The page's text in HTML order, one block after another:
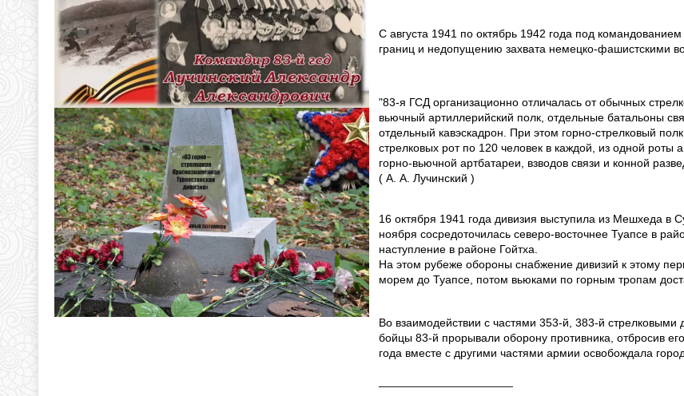
С августа 1941 по октябрь 1942 года под
границ и недопущению захвата немецко-фашистскими
"83-я ГСД организационно отличалась от обычных
вьючный артиллерийский полк, отдельные батальоны
отдельный кавэскадрон. При этом горно-стрелковый
стрелковых рот по 120 человек в каждой, из одной
горно-вьючной артбатареи, взводов связи и конной
( А. А. Лучинский )
16 октября 1941 года дивизия выступила из Мешхеда в
ноября сосредоточилась северо-восточнее Туапсе в
наступление в районе Гойтха.
На этом рубеже обороны снабжение дивизий к этому
морем до Туапсе, потом вьюками по горным тропам
Во взаимодействии с частями 353-й, 383-й стрелковыми
бойцы 83-й прорывали оборону противника, отбросив
года вместе с другими частями армии освобождала